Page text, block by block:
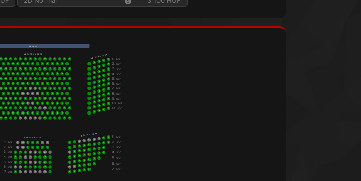
V á s z o n
15 14 13 12 11 10 9 8 7 6 5 4 3 2 1 1. sor
1
2
3
4
5
14 13 12 11 10 9 8 7 6 5 4 3 2 1 2. sor
1
2
3
4
5
15 14 13 12 11 10 9 8 7 6 5 4 3 2 1 3. sor
1
2
3
4
5
14 13 12 11 10 9 8 7 6 5 4 3 2 1 4. sor
1
2
3
4
5
15 14 13 12 11 10 9 8 7 6 5 4 3 2 1 5. sor
1
2
3
4
5
14 13 12 11 10 9 8 7 6 5 4 3 2 1 6. sor
1
2
3
4
5
15 14 13 12 11 10 9 8 7 6 5 4 3 2 1 7. sor
1
2
3
4
5
14 13 12 11 10 9 8 7 6 5 4 3 2 1 8. sor
1
2
3
4
5
15 14 13 12 11 10 9 8 7 6 5 4 3 2 1 9. sor
1
2
3
4
5
14 13 12 11 10 9 8 7 6 5 4 3 2 1 10. sor
1
2
3
4
5
15 14 13 12 11 10 9 8 7 6 5 4 3 2 1 11. sor
1
2
3
4
5
14 13 12 11 10 9 8 7 6 5 4 3 2 1
15 14 13 12 11 10 9 8 7 6 5 4 3 2 1
1. sor 7 6 5 4 3 2 1
1. sor
1 2 3 4 5 6 7 8 9
2. sor 7 6 5 4 3 2 1
2. sor
1 2 3 4 5 6 7 8 9
3. sor 8 7 6 5 4 3 2 1
3. sor
1 2 3 4 5 6 7 8
4. sor 8 7 6 5 4 3 2 1
4. sor
1 2 3 4 5 6 7 8
5. sor 8 7 6 5 4 3 2 1
5. sor
1 2 3 4 5 6 7
6. sor 8 7 6 5 4 3 2 1
6. sor
1 2 3 4 5 6
7. sor 8 7 6 5 4 3 2 1
7. sor
1 2 3 4 5
N É Z Ő T É R   K Ö Z É P N É Z Ő T É R   J O B B
E R K É L Y   K Ö Z É P
E R K É L Y   J O B B